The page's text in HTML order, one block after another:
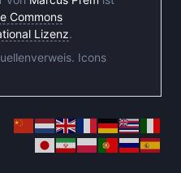
Commons
Lizenz.
Icons